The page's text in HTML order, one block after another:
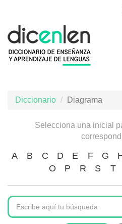
contenido
principal
Diccionario Diagrama
Selecciona una inicial
A B C D E F G
O
P R S T